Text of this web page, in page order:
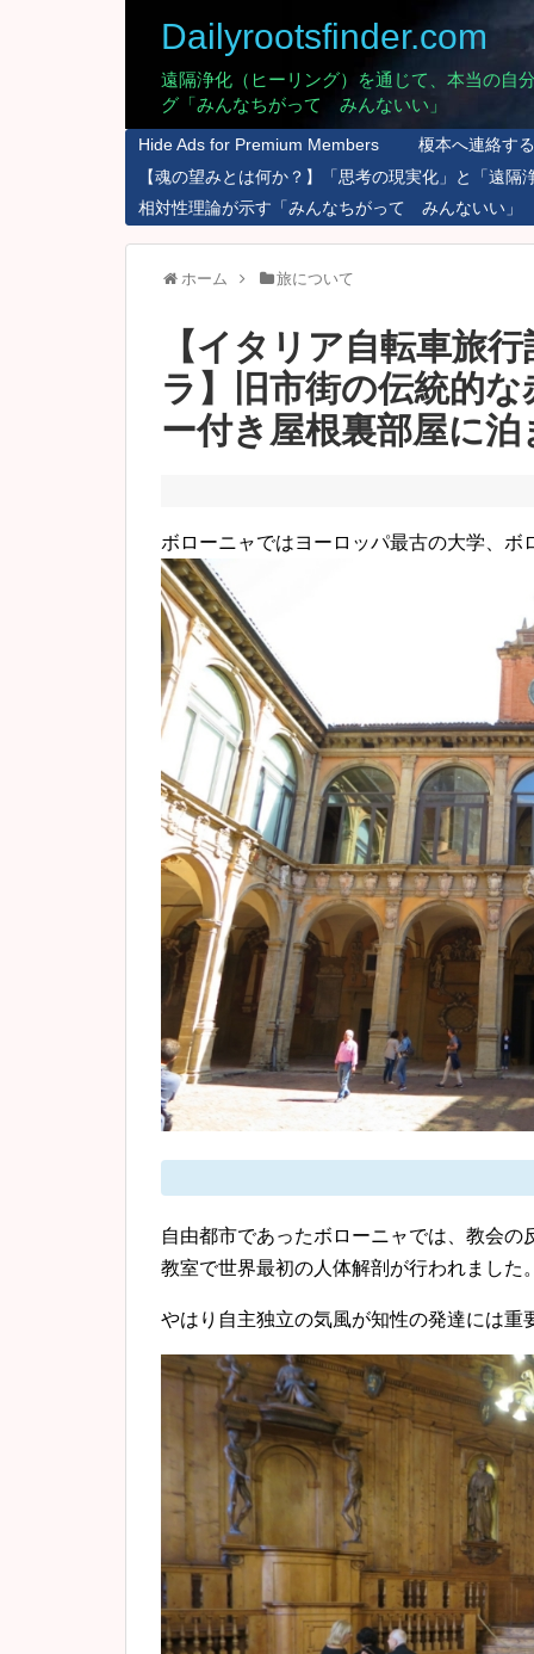
Dailyrootsfinder.com
遠隔浄化（ヒーリング）を通じて、本当の
グ「みんなちがって みんないい」
Hide Ads for Premium Members
榎本へ連絡す
【魂の望みとは何か？】「思考の現実化」と「遠隔
相対性理論が示す「みんなちがって みんないい」
ホーム 旅について
【イタリア自転車旅
ラ】旧市街の伝統的
ー付き屋根裏部屋に
ボローニャではヨーロッパ最古の大学、ボ
自由都市であったボローニャでは、教会
教室で世界最初の人体解剖が行われました
やはり自主独立の気風が知性の発達には重